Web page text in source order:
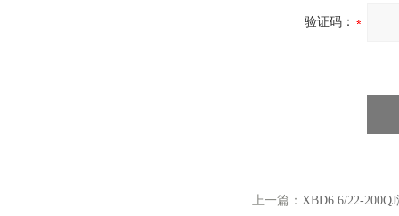
验证码：
上一篇： XBD6.6/22-